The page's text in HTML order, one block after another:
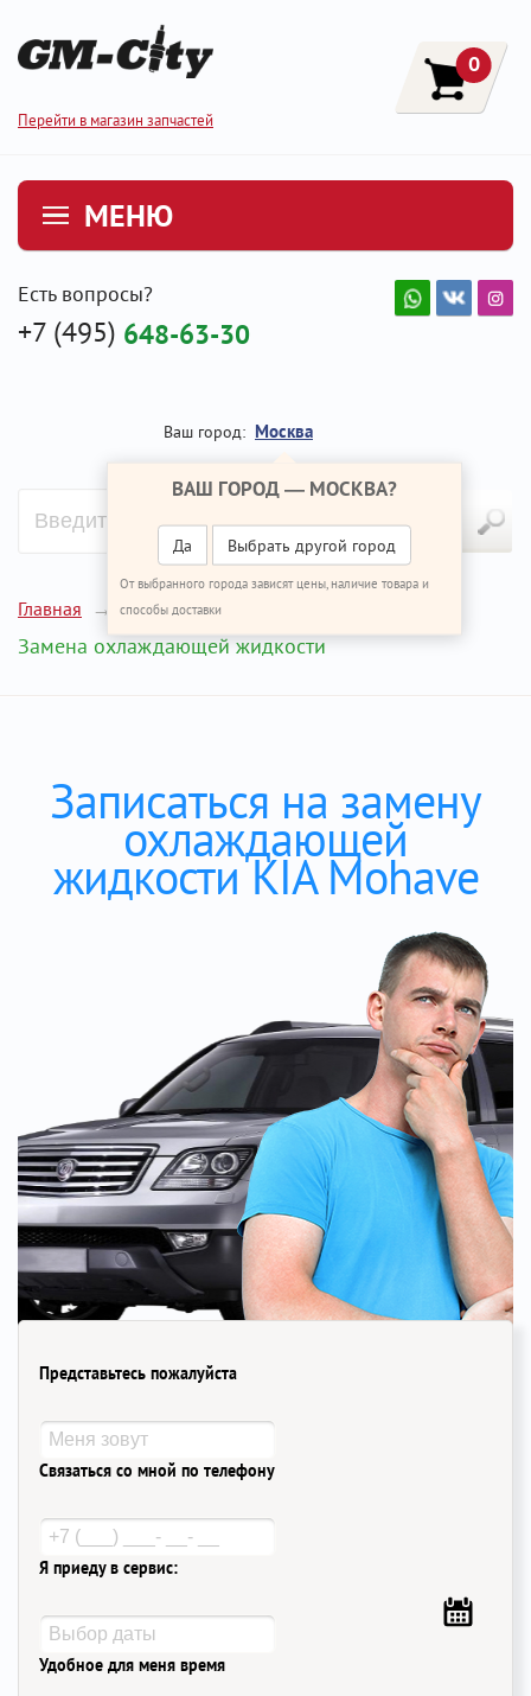
Перейти в магазин запчастей
0
МЕНЮ
Есть вопросы?
+7 (495) 648-63-30
Ваш город: Москва
ВАШ ГОРОД — МОСКВА?
Да Выбрать другой город
От выбранного города зависят цены, наличие товара и
способы доставки
Главная Ремонт КИА Мохаве
Замена охлаждающей жидкости
Записаться на замену
охлаждающей
жидкости KIA Mohave
Представьтесь пожалуйста
Связаться со мной по телефону
Я приеду в сервис:
Удобное для меня время